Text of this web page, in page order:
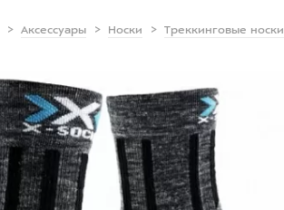
Аксессуары Носки Треккинговые носки